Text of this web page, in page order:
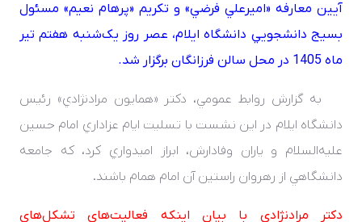
آيين معارفه «اميرعلي فرضي» و تکريم «پرهام نعيم» مسئول
بسيج دانشجويي دانشگاه ايلام، عصر روز يک‌شنبه هفتم تير
ماه 1405 در محل سالن فرزانگان برگزار شد.
به گزارش روابط عمومي، دکتر «همايون مرادنژادي» رئيس
دانشگاه ايلام در اين نشست با تسليت ايام عزاداري امام حسين
عليه‌السلام و ياران وفادارش، ابراز اميدواري کرد، که جامعه
دانشگاهي از رهروان راستين آن امام همام باشند.
دکتر مرادنژادي با بيان اينکه فعاليت‌هاي تشکل‌هاي